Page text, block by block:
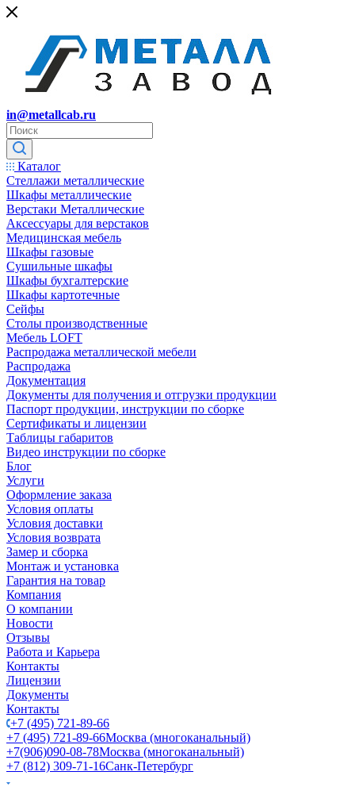
in@metallcab.ru
Каталог
Стеллажи металлические
Шкафы металлические
Верстаки Металлические
Аксессуары для верстаков
Медицинская мебель
Шкафы газовые
Сушильные шкафы
Шкафы бухгалтерские
Шкафы картотечные
Сейфы
Столы производственные
Мебель LOFT
Распродажа металлической мебели
Распродажа
Документация
Документы для получения и отгрузки продукции
Паспорт продукции, инструкции по сборке
Сертификаты и лицензии
Таблицы габаритов
Видео инструкции по сборке
Блог
Услуги
Оформление заказа
Условия оплаты
Условия доставки
Условия возврата
Замер и сборка
Монтаж и установка
Гарантия на товар
Компания
О компании
Новости
Отзывы
Работа и Карьера
Контакты
Лицензии
Документы
Контакты
+7 (495) 721-89-66
+7 (495) 721-89-66Москва (многоканальный)
+7(906)090-08-78Москва (многоканальный)
+7 (812) 309-71-16Санк-Петербург